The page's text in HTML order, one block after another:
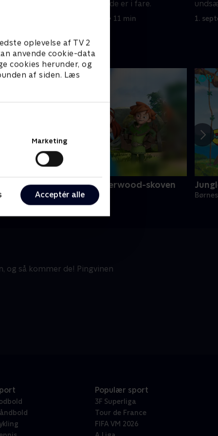
oplevelse af TV 2
anvende cookie-data
cookies herunder, og
af siden. Læs
Marketing
Acceptér alle
undsætning, hvis de er i fare.
1. september 2023 • 11 min 1.
Robin Hood: Spilopper i Sherwood-skoven
• 1 sæsoner
og så kommer de! Pingvinen
Populær sport
3F Superliga
Tour de France
FIFA VM 2026